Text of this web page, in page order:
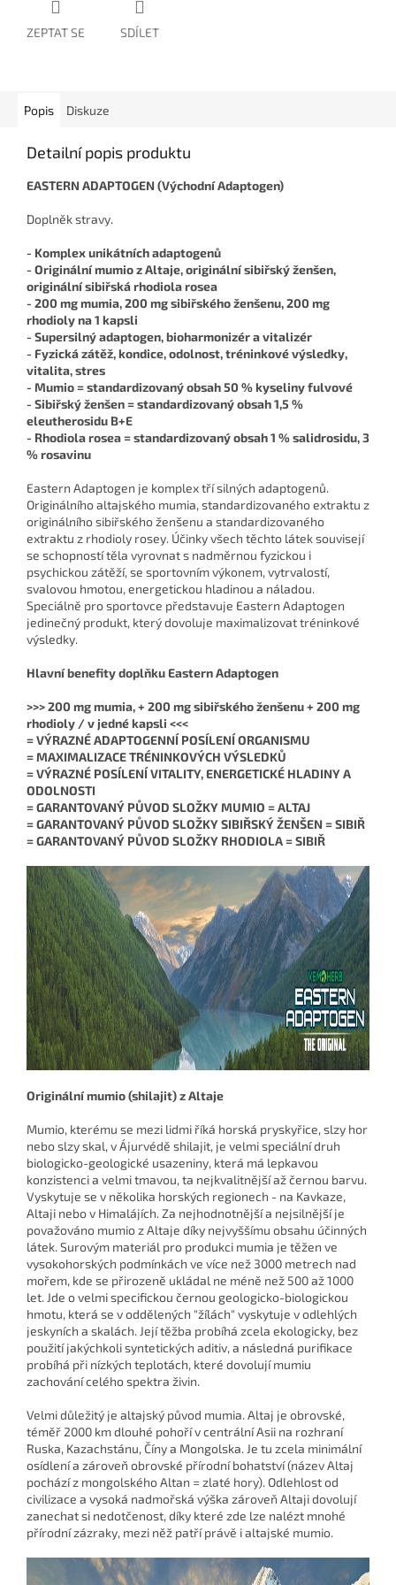
ZEPTAT SE SDÍLET
Popis Diskuze
Detailní popis produktu
EASTERN ADAPTOGEN (Východní Adaptogen)
Doplněk stravy.
- Komplex unikátních adaptogenů
- Originální mumio z Altaje, originální sibiřský ženšen,
originální sibiřská rhodiola rosea
- 200 mg mumia, 200 mg sibiřského ženšenu, 200 mg
rhodioly na 1 kapsli
- Supersilný adaptogen, bioharmonizér a vitalizér
- Fyzická zátěž, kondice, odolnost, tréninkové výsledky,
vitalita, stres
- Mumio = standardizovaný obsah 50 % kyseliny fulvové
- Sibiřský ženšen = standardizovaný obsah 1,5 %
eleutherosidu B+E
- Rhodiola rosea = standardizovaný obsah 1 % salidrosidu, 3
% rosavinu
Eastern Adaptogen je komplex tří silných adaptogenů.
Originálního altajského mumia, standardizovaného extraktu z
originálního sibiřského ženšenu a standardizovaného
extraktu z rhodioly rosey. Účinky všech těchto látek souvisejí
se schopností těla vyrovnat s nadměrnou fyzickou i
psychickou zátěží, se sportovním výkonem, vytrvalostí,
svalovou hmotou, energetickou hladinou a náladou.
Speciálně pro sportovce představuje Eastern Adaptogen
jedinečný produkt, který dovoluje maximalizovat tréninkové
výsledky.
Hlavní benefity doplňku Eastern Adaptogen
>>> 200 mg mumia, + 200 mg sibiřského ženšenu + 200 mg
rhodioly / v jedné kapsli <<<
= VÝRAZNÉ ADAPTOGENNÍ POSÍLENÍ ORGANISMU
= MAXIMALIZACE TRÉNINKOVÝCH VÝSLEDKŮ
= VÝRAZNÉ POSÍLENÍ VITALITY, ENERGETICKÉ HLADINY A
ODOLNOSTI
= GARANTOVANÝ PŮVOD SLOŽKY MUMIO = ALTAJ
= GARANTOVANÝ PŮVOD SLOŽKY SIBIŘSKÝ ŽENŠEN = SIBIŘ
= GARANTOVANÝ PŮVOD SLOŽKY RHODIOLA = SIBIŘ
Originální mumio (shilajit) z Altaje
Mumio, kterému se mezi lidmi říká horská pryskyřice, slzy hor
nebo slzy skal, v Ájurvédě shilajit, je velmi speciální druh
biologicko-geologické usazeniny, která má lepkavou
konzistenci a velmi tmavou, ta nejkvalitnější až černou barvu.
Vyskytuje se v několika horských regionech - na Kavkaze,
Altaji nebo v Himalájích. Za nejhodnotnější a nejsilnější je
považováno mumio z Altaje díky nejvyššímu obsahu účinných
látek. Surovým materiál pro produkci mumia je těžen ve
vysokohorských podmínkách ve více než 3000 metrech nad
mořem, kde se přirozeně ukládal ne méně než 500 až 1000
let. Jde o velmi specifickou černou geologicko-biologickou
hmotu, která se v oddělených "žílách" vyskytuje v odlehlých
jeskyních a skalách. Její těžba probíhá zcela ekologicky, bez
použití jakýchkoli syntetických aditiv, a následná purifikace
probíhá při nízkých teplotách, které dovolují mumiu
zachování celého spektra živin.
Velmi důležitý je altajský původ mumia. Altaj je obrovské,
téměř 2000 km dlouhé pohoří v centrální Asii na rozhraní
Ruska, Kazachstánu, Číny a Mongolska. Je tu zcela minimální
osídlení a zároveň obrovské přírodní bohatství (název Altaj
pochází z mongolského Altan = zlaté hory). Odlehlost od
civilizace a vysoká nadmořská výška zároveň Altaji dovolují
zanechat si nedotčenost, díky které zde lze nalézt mnohé
přírodní zázraky, mezi něž patří právě i altajské mumio.